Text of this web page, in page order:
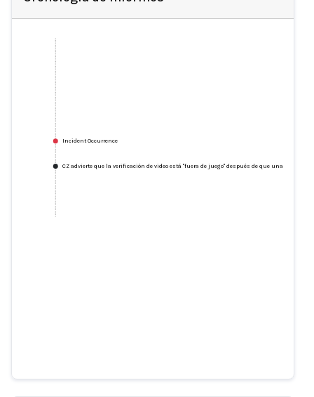
Incident Occurrence
CZ advierte que la verificación de video está "fuera de juego" después de que una estafa